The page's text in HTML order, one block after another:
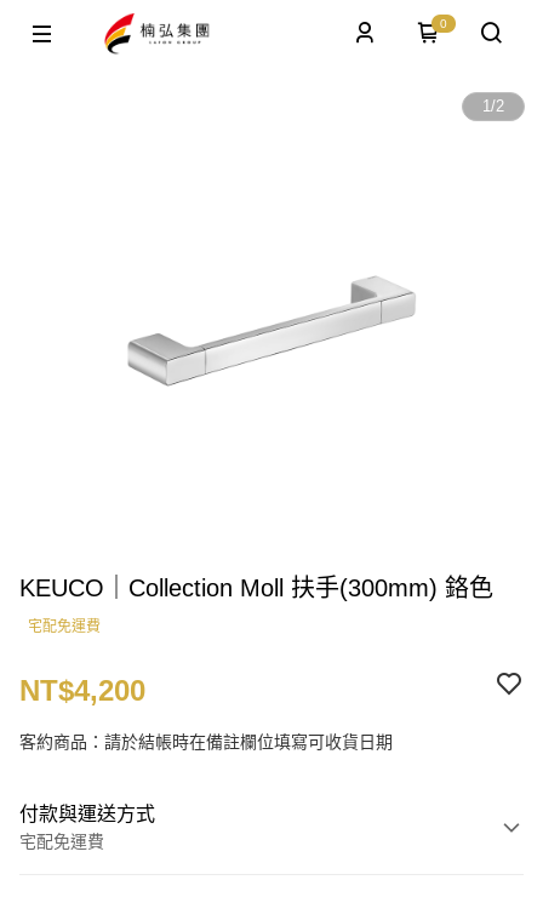
0
1/2
KEUCO｜Collection Moll 扶手(300mm) 鉻色
宅配免運費
NT$4,200
客約商品：請於結帳時在備註欄位填寫可收貨日期
付款與運送方式
宅配免運費